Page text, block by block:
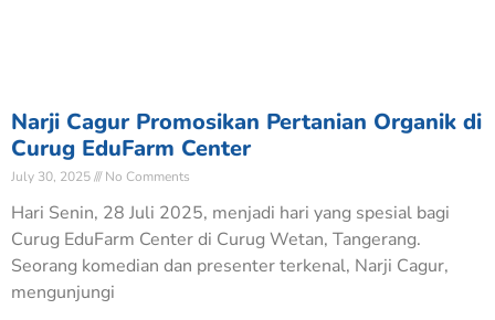
Narji Cagur Promosikan Pertanian Organik di
Curug EduFarm Center
July 30, 2025 No Comments
Hari Senin, 28 Juli 2025, menjadi hari yang spesial bagi
Curug EduFarm Center di Curug Wetan, Tangerang.
Seorang komedian dan presenter terkenal, Narji Cagur,
mengunjungi